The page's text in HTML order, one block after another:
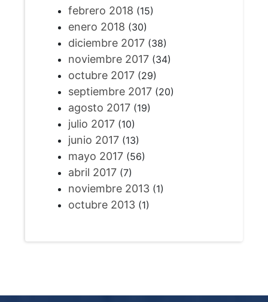
febrero 2018 (15)
enero 2018 (30)
diciembre 2017(38)
noviembre 2017(34)
octubre 2017(29)
septiembre 2017(20)
agosto 2017(19)
julio 2017(10)
junio 2017(13)
mayo 2017(56)
abril 2017(7)
noviembre 2013(1)
octubre 2013(1)